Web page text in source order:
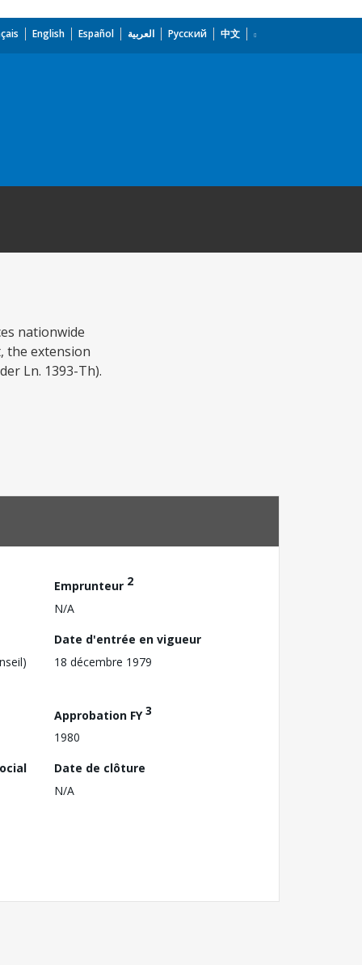
English Español العربية Русский 中文
nationwide
the extension
Ln. 1393-Th).
Emprunteur 2
N/A
Date d'entrée en vigueur
18 décembre 1979
Approbation FY3
1980
Date de clôture
N/A